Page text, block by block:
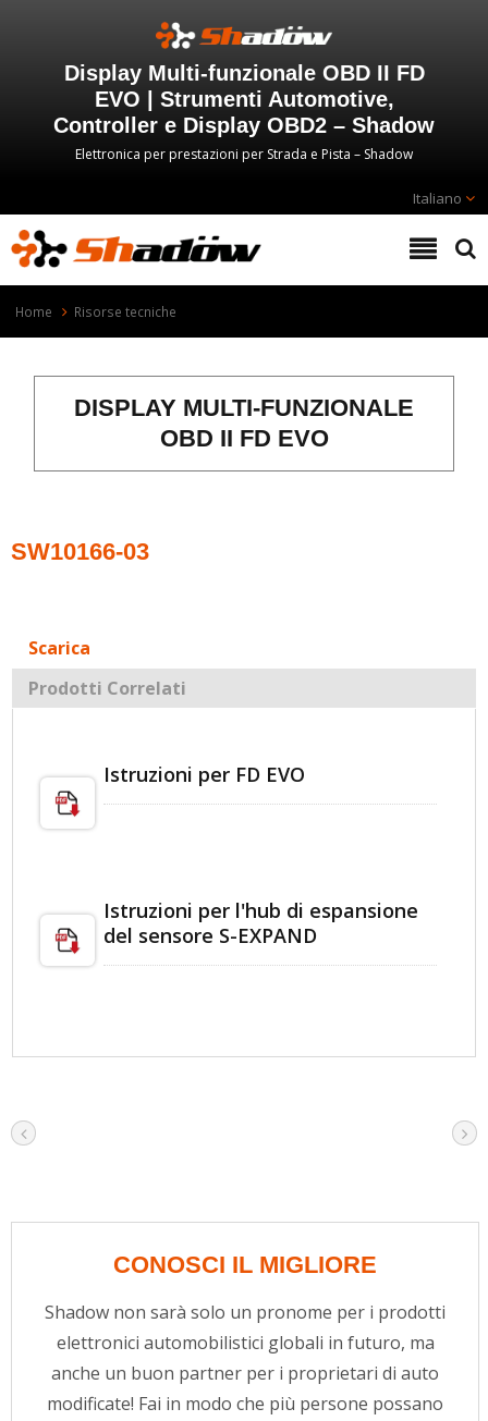
Display Multi-funzionale OBD II FD
EVO | Strumenti Automotive,
Controller e Display OBD2 – Shadow
Elettronica per prestazioni per Strada e Pista – Shadow
Italiano
Home Risorse tecniche
DISPLAY MULTI-FUNZIONALE
OBD II FD EVO
SW10166-03
Scarica
Prodotti Correlati
Istruzioni per FD EVO
Istruzioni per l'hub di espansione
del sensore S-EXPAND
CONOSCI IL MIGLIORE
Shadow non sarà solo un pronome per i prodotti
elettronici automobilistici globali in futuro, ma
anche un buon partner per i proprietari di auto
modificate! Fai in modo che più persone possano